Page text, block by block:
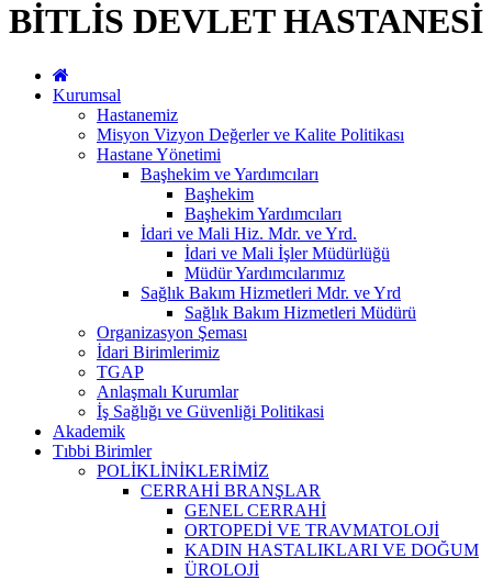
BİTLİS DEVLET HASTANESİ
Kurumsal
Hastanemiz
Misyon Vizyon Değerler ve Kalite Politikası
Hastane Yönetimi
Başhekim ve Yardımcıları
Başhekim
Başhekim Yardımcıları
İdari ve Mali Hiz. Mdr. ve Yrd.
İdari ve Mali İşler Müdürlüğü
Müdür Yardımcılarımız
Sağlık Bakım Hizmetleri Mdr. ve Yrd
Sağlık Bakım Hizmetleri Müdürü
Organizasyon Şeması
İdari Birimlerimiz
TGAP
Anlaşmalı Kurumlar
İş Sağlığı ve Güvenliği Politikasi
Akademik
Tıbbi Birimler
POLİKLİNİKLERİMİZ
CERRAHİ BRANŞLAR
GENEL CERRAHİ
ORTOPEDİ VE TRAVMATOLOJİ
KADIN HASTALIKLARI VE DOĞUM
ÜROLOJİ